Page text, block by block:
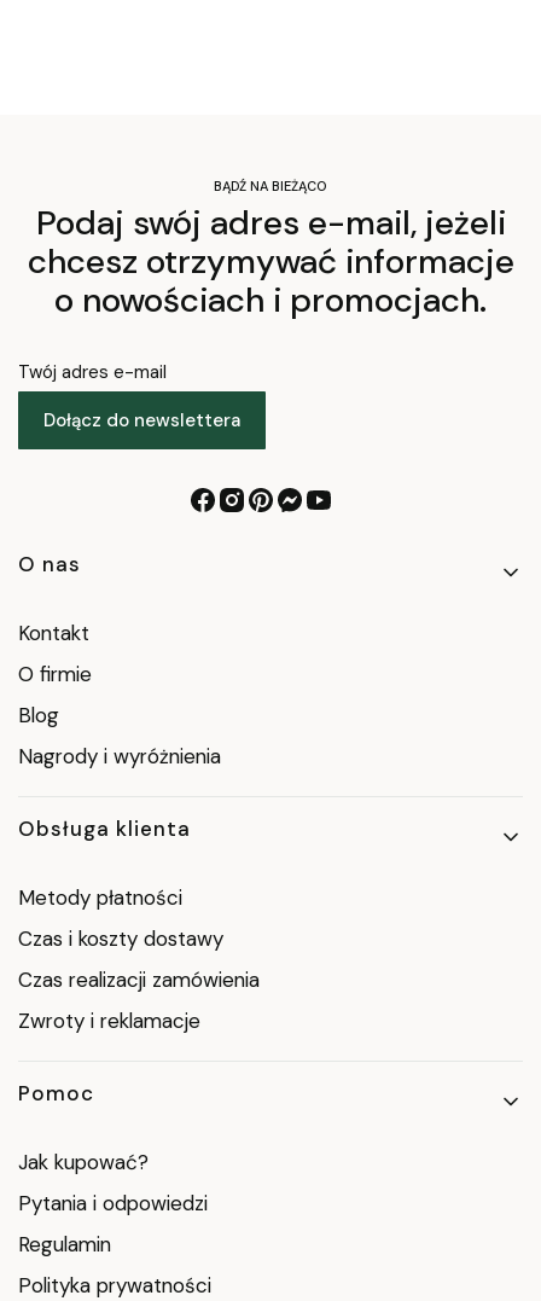
BĄDŹ NA BIEŻĄCO
Podaj swój adres e-mail, jeżeli
chcesz otrzymywać informacje
o nowościach i promocjach.
Twój adres e-mail
Dołącz do newslettera
Linki w stopce
O nas
Kontakt
O firmie
Blog
Nagrody i wyróżnienia
Obsługa klienta
Metody płatności
Czas i koszty dostawy
Czas realizacji zamówienia
Zwroty i reklamacje
Pomoc
Jak kupować?
Pytania i odpowiedzi
Regulamin
Polityka prywatności